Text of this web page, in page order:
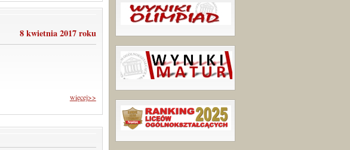
8 kwietnia 2017 roku
więcej>>